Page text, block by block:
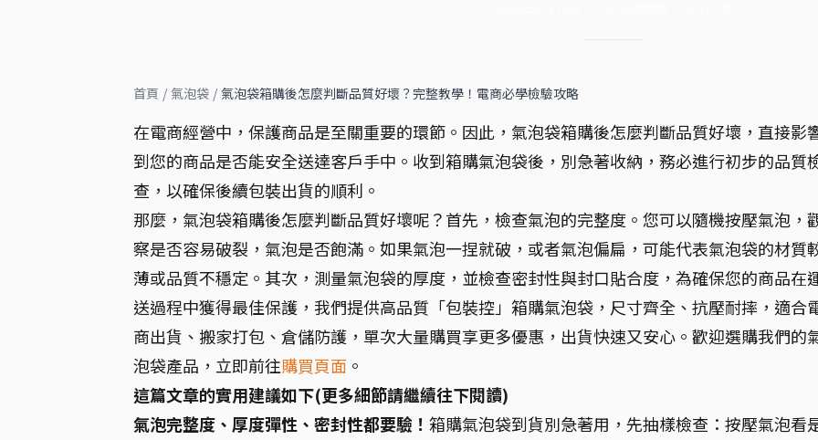
首頁 / 氣泡袋 / 氣泡袋箱購後怎麼判斷品質好壞？完整教學！電商必學檢驗攻略
在電商經營中，保護商品是至關重要的環節。因此，氣泡袋箱購後怎麼判斷品質好壞，直接影
到您的商品是否能安全送達客戶手中。收到箱購氣泡袋後，別急著收納，務必進行初步的品質
查，以確保後續包裝出貨的順利。
那麼，氣泡袋箱購後怎麼判斷品質好壞呢？首先，檢查氣泡的完整度。您可以隨機按壓氣泡，
察是否容易破裂，氣泡是否飽滿。如果氣泡一捏就破，或者氣泡偏扁，可能代表氣泡袋的材質
薄或品質不穩定。其次，測量氣泡袋的厚度，並檢查密封性與封口貼合度，為確保您的商品在
送過程中獲得最佳保護，我們提供高品質「包裝控」箱購氣泡袋，尺寸齊全、抗壓耐摔，適合
商出貨、搬家打包、倉儲防護，單次大量購買享更多優惠，出貨快速又安心。歡迎選購我們的
泡袋產品，立即前往購買頁面 。
這篇文章的實用建議如下(更多細節請繼續往下閱讀)
氣泡完整度、厚度彈性、密封性都要驗！ 箱購氣泡袋到貨別急著用，先抽樣檢查：按壓氣泡看